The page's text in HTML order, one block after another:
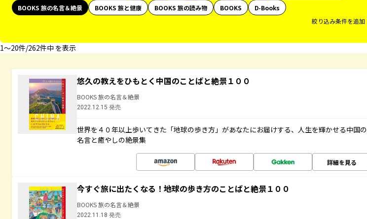
BOOKS 旅の名言＆絶景
BOOKS 旅と健康 BOOKS 旅の読み物 BOOKS
D-Books
絞り込み条件を追加
1〜20件/262件中 を表示
悠久の教えをひもとく中国のことばと絶景１００
BOOKS 旅の名言＆絶景
2022.12.15 発売
世界を４０年以上歩いてきた「地球の歩き方」があなたにお届けする、人生を輝かせる中国の
名言と癒やしの絶景集
詳細を見る
今すぐ旅に出たくなる！地球の歩き方のことばと絶景１００
BOOKS 旅の名言＆絶景
2022.11.18 発売